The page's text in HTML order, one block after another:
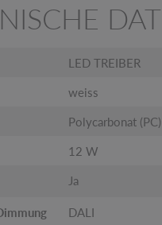
LED TREIBER
weiss
Polycarbonat (PC)
12 W
Ja
DALI